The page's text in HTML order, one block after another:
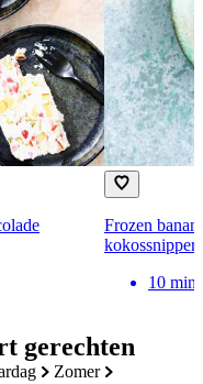
gerechten
zomer
Frozen
kokossnippers
10 min